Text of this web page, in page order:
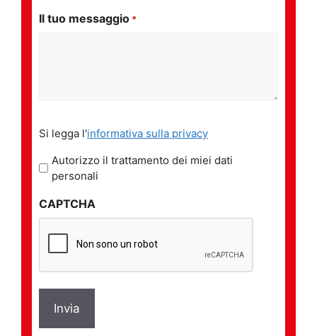
Il tuo messaggio *
legga
l'informativa
sulla
*
Si legga l'informativa sulla privacy
Autorizzo il trattamento dei miei dati
personali
CAPTCHA